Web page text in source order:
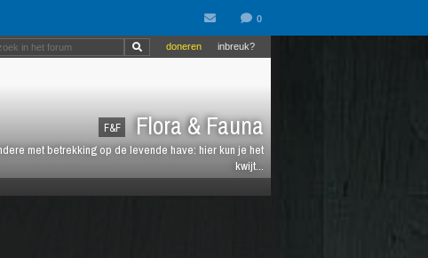
F&F Flora & Fauna
met betrekking op de levende have: hier kun je het
kwijt...
inbreuk?
doneren